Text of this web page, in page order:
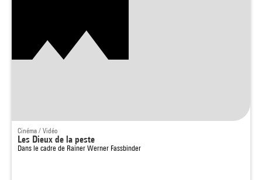
Cinéma / Vidéo
Les Dieux de la peste
Dans le cadre de Rainer Werner Fassbinder